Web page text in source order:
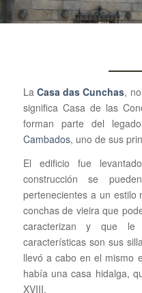
La Casa das Cunchas,
significa Casa de las
forman parte del
Cambados, uno de sus
El edificio fue
construcción se
pertenecientes a un estilo
conchas de vieira que
caracterizan y que
características son sus
llevó a cabo en el mismo
había una casa hidalga,
XVIII.